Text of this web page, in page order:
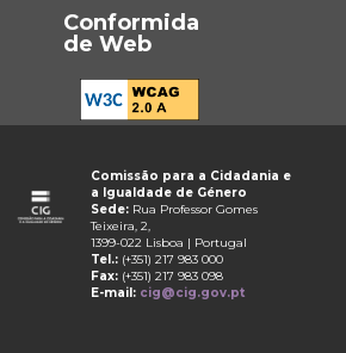
Conformida
de Web
Comissão para a Cidadania e
a Igualdade de Género
Sede: Rua Professor Gomes
Teixeira, 2,
1399-022 Lisboa | Portugal
Tel.: (+351) 217 983 000
Fax: (+351) 217 983 098
E-mail: cig@cig.gov.pt